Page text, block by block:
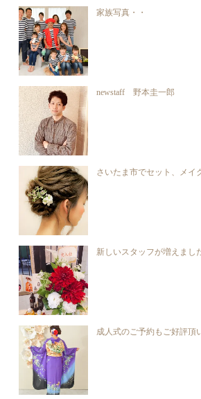
家族写真・・
newstaff 野本圭一郎
さいたま市でセット、メイ
新しいスタッフが増えまし
成人式のご予約もご好評頂